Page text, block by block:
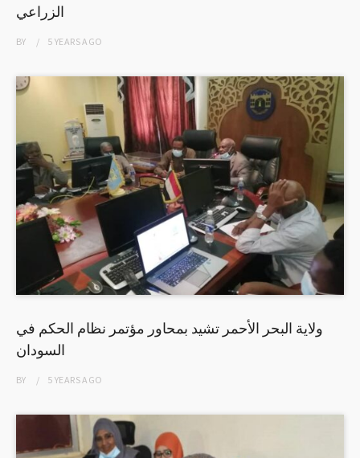
الزراعي
BY 5 YEARSAGO
ولاية البحر الأحمر تشيد بمحاور مؤتمر نظام الحكم في
السودان
BY 5 YEARSAGO